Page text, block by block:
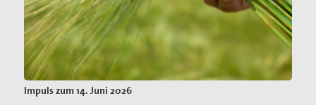
Impuls zum 14. Juni 2026